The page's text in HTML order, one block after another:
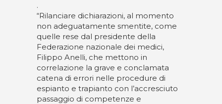
.
“Rilanciare dichiarazioni, al momento
non adeguatamente smentite, come
quelle rese dal presidente della
Federazione nazionale dei medici,
Filippo Anelli, che mettono in
correlazione la grave e conclamata
catena di errori nelle procedure di
espianto e trapianto con l’accresciuto
passaggio di competenze e